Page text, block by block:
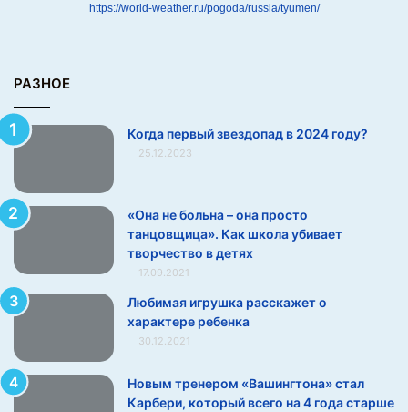
https://world-weather.ru/pogoda/russia/tyumen/
РАЗНОЕ
Когда первый звездопад в 2024 году?
25.12.2023
«Она не больна – она просто
танцовщица». Как школа убивает
творчество в детях
17.09.2021
Любимая игрушка расскажет о
характере ребенка
30.12.2021
Новым тренером «Вашингтона» стал
Карбери, который всего на 4 года старше